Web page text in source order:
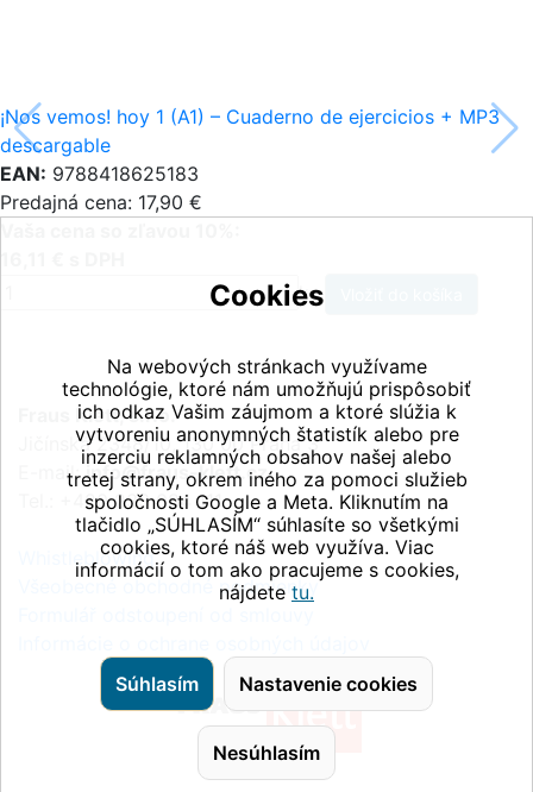
¡Nos vemos! hoy 1 (A1) – Cuaderno de ejercicios + MP3
descargable
EAN: 9788418625183
Predajná cena: 17,90 €
ks
Fraus Klett, s.r.o.
Jičínská 2348/10, 130 00 Praha 3
E-mail:info@fraus-klett.cz
Tel.: +420 233 084 111
Whistleblowing
Všeobecné obchodné podmienky
Cookies
Na webových stránkach využívame
technológie, ktoré nám umožňujú prispôsobiť
ich odkaz Vašim záujmom a ktoré slúžia k
vytvoreniu anonymných štatistík alebo pre
inzerciu reklamných obsahov našej alebo
tretej strany, okrem iného za pomoci služieb
spoločnosti Google a Meta. Kliknutím na
tlačidlo „SÚHLASÍM“ súhlasíte so všetkými
cookies, ktoré náš web využíva. Viac
informácií o tom ako pracujeme s cookies,
nájdete tu.
Súhlasím Nastavenie cookies
Nesúhlasím